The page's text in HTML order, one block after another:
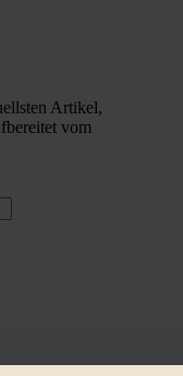
Artikel,
vom